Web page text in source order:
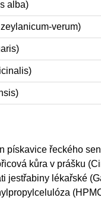
alba)
verum)
pískavice řeckého
kůra v prášku
jestřabiny lékařské